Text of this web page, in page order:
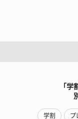
「学
学割 プ